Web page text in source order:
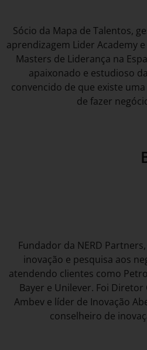
Sócio da Mapa de Talentos,
aprendizagem Lider Academy
Masters de Liderança na
apaixonado e estudioso
convencido de que existe
de fazer
Fundador da NERD
inovação e pesquisa aos
atendendo clientes como
Bayer e Unilever. Foi
Ambev e líder de Inovação
conselheiro de